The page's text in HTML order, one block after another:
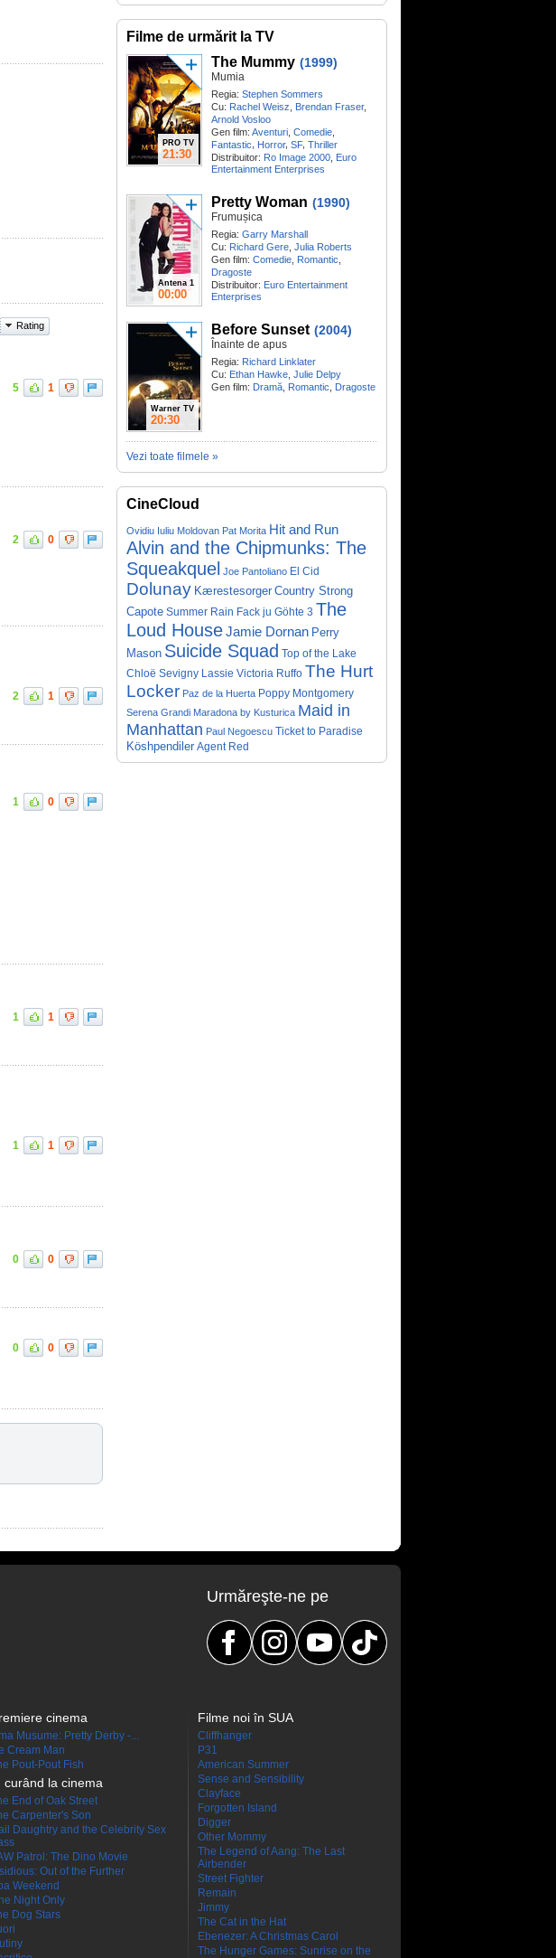
Rating
5 1
2 0
2 1
1 0
1 1
1 1
0 0
0 0
Filme de urmărit la TV
PRO TV
21:30
The Mummy (1999)
Mumia
Regia: Stephen Sommers
Cu: Rachel Weisz Brendan Fraser,
Arnold Vosloo
Gen film: Aventuri Comedie
Fantastic, Horror, SF, Thriller
Distribuitor: Ro Image 2000 Euro
Entertainment Enterprises
Antena 1
00:00
Pretty Woman (1990)
Frumușica
Regia: Garry Marshall
Cu: Richard Gere Julia Roberts
Gen film: Comedie Romantic
Dragoste
Distribuitor: Euro Entertainment
Enterprises
Warner TV
20:30
Before Sunset (2004)
Înainte de apus
Regia: Richard Linklater
Cu: Ethan Hawke Julie Delpy
Gen film: Dramă Romantic Dragoste
Vezi toate filmele »
CineCloud
Ovidiu Iuliu Moldovan Pat Morita Hit and Run
Alvin and the Chipmunks: The
Squeakquel Joe Pantoliano El Cid
Dolunay Kærestesorger Country Strong
Capote Summer Rain Fack ju Göhte 3 The
Loud HouseJamie Dornan Perry
Mason Suicide Squad Top of the Lake
Chloë Sevigny
Lassie Victoria Ruffo The Hurt
Locker Paz de la Huerta Poppy Montgomery
Serena Grandi Maradona by Kusturica Maid in
Manhattan Paul Negoescu Ticket to Paradise
Köshpendiler Agent Red
Urmăreşte-ne pe
cinema
Musume: Pretty Derby -...
Cream Man
Pout-Pout Fish
curând la cinema
End of Oak Street
Carpenter's Son
Daughtry and the Celebrity Sex
Patrol: The Dino Movie
Out of the Further
Weekend
Night Only
Dog Stars
Filme noi în SUA
Cliffhanger
P31
American Summer
Sense and Sensibility
Clayface
Forgotten Island
Digger
Other Mommy
The Legend of Aang: The Last
Airbender
Street Fighter
Remain
Jimmy
The Cat in the Hat
Ebenezer: A Christmas Carol
The Hunger Games: Sunrise on the